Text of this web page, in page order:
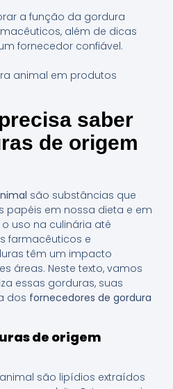
a função da gordura
além de dicas
fornecedor confiável.
saber
de origem
são substâncias que
papéis em nossa dieta e em
uso na culinária até
farmacêuticos e
têm um impacto
áreas. Neste texto, vamos
essas gorduras, suas
dos fornecedores de gordura
de origem
são lipídios extraídos